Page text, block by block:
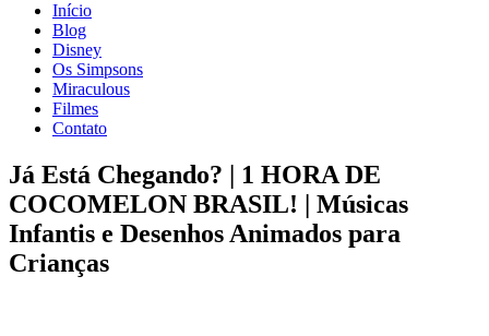
Início
Blog
Disney
Os Simpsons
Miraculous
Filmes
Contato
Já Está Chegando? | 1 HORA DE
COCOMELON BRASIL! | Músicas
Infantis e Desenhos Animados para
Crianças